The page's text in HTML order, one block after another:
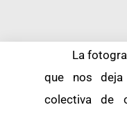
La
que nos
colectiva de